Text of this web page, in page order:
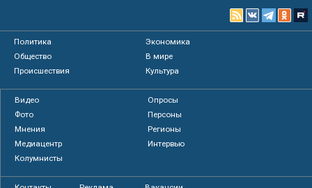
Политика
Экономика
Общество
В мире
Происшествия
Культура
Видео
Опросы
Фото
Персоны
Мнения
Регионы
Медиацентр
Интервью
Колумнисты